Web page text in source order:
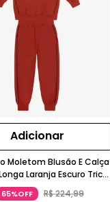
Adicionar
Moletom Blusão E Calça
Laranja Escuro Trick
Nick
65%OFF R$224,99